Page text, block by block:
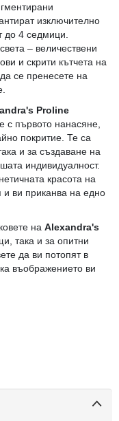
изключително
до 4 седмици.
– величествени
и скрити кътчета на
се пренесете на
Proline
с първото нанасяне,
покритие. Те са
и за създаване на
индивидуалност.
красота на
и ви приканва на едно
на Alexandra's
така и за опитни
да ви потопят в
въображението ви